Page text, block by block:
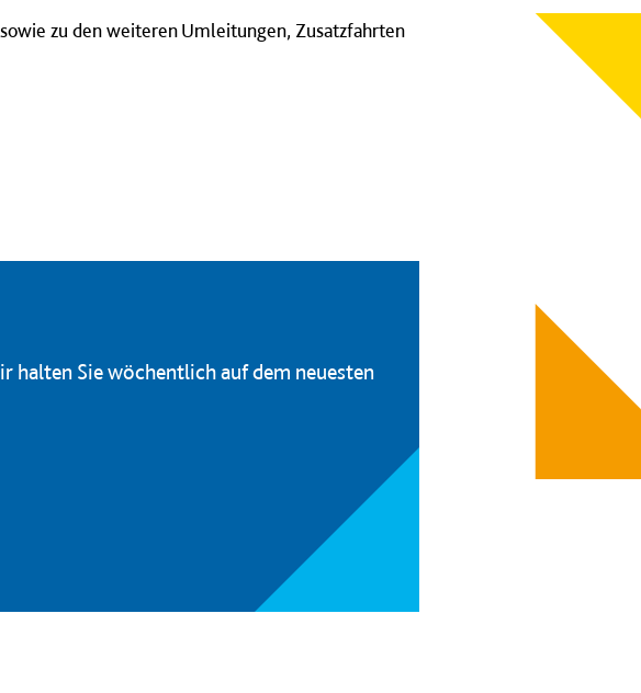
zu den weiteren Umleitungen, Zusatzfahrten
halten Sie wöchentlich auf dem neuesten